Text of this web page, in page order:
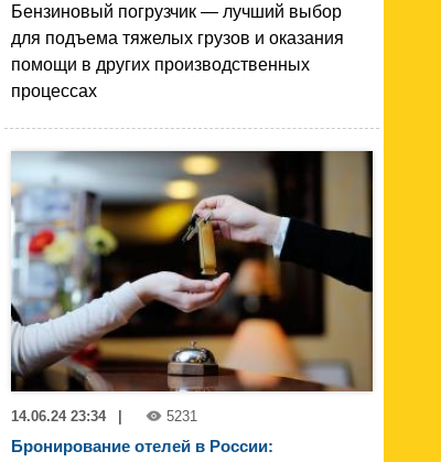
Бензиновый погрузчик — лучший выбор
для подъема тяжелых грузов и оказания
помощи в других производственных
процессах
14.06.24 23:34 5231
Бронирование отелей в России: